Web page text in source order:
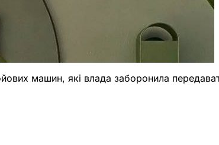
машин, які влада заборонила